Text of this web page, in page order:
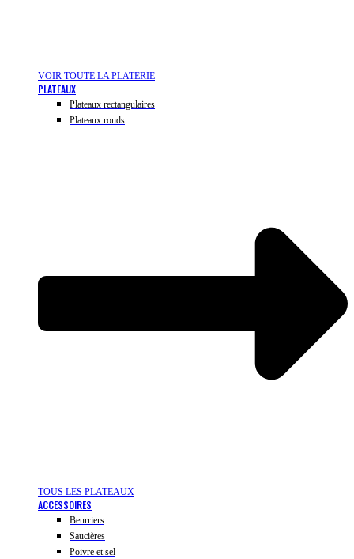
VOIR TOUTE LA PLATERIE
PLATEAUX
Plateaux rectangulaires
Plateaux ronds
TOUS LES PLATEAUX
ACCESSOIRES
Beurriers
Saucières
Poivre et sel